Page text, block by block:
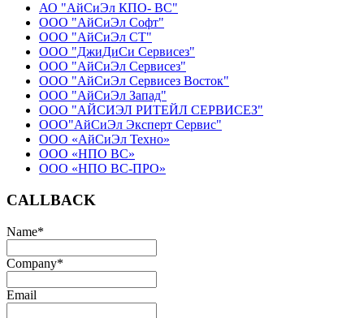
АО "АйСиЭл КПО- ВС"
ООО "АйСиЭл Софт"
ООО "АйСиЭл СТ"
ООО "ДжиДиСи Сервисез"
ООО "АйСиЭл Сервисез"
ООО "АйСиЭл Сервисез Восток"
ООО "АйСиЭл Запад"
ООО "АЙСИЭЛ РИТЕЙЛ СЕРВИСЕЗ"
ООО"АйСиЭл Эксперт Сервис"
ООО «АйСиЭл Техно»
ООО «НПО ВС»
ООО «НПО ВС-ПРО»
CALLBACK
Name*
Company*
Email